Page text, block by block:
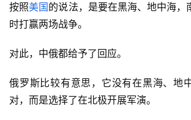
按照美国的说法，是要在黑海、地中海，
时打赢两场战争。
对此，中俄都给予了回应。
俄罗斯比较有意思，它没有在黑海、地
对，而是选择了在北极开展军演。